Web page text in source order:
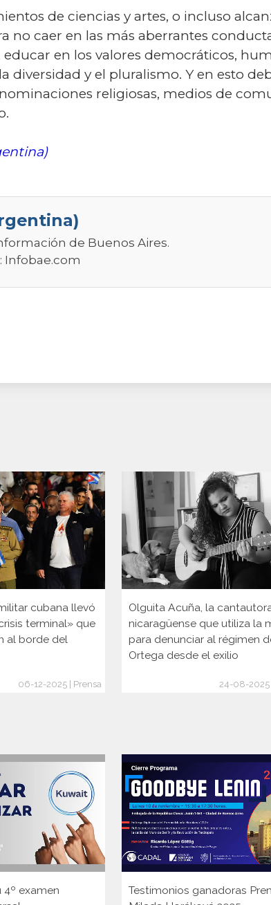
de ciencias y artes, o incluso
no caer en las más aberrantes
en los valores democráticos,
diversidad y el pluralismo. Y en esto
religiosas, medios de
de Buenos Aires.
Infobae.com
cubana llevó
terminal» que
al borde del
06-12-2025 | Prensa
Olguita Acuña, la
nicaragüense que utiliza la
para denunciar al régimen
Ortega desde el exilio
24-08-2025
4º examen
Testimonios ganadoras